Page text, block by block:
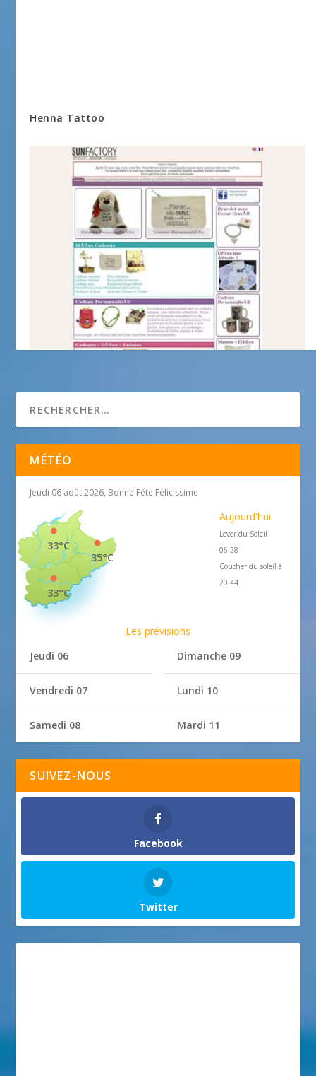
Henna Tattoo
MÉTÉO
Jeudi 06 août 2026, Bonne Fête Félicissime
35°C
33°C
33°C
Aujourd'hui
Lever du Soleil
06:28
Coucher du soleil à
20:44
Les prévisions
Jeudi 06
Vendredi 07
Samedi 08
Dimanche 09
Lundi 10
Mardi 11
SUIVEZ-NOUS
Facebook
Twitter